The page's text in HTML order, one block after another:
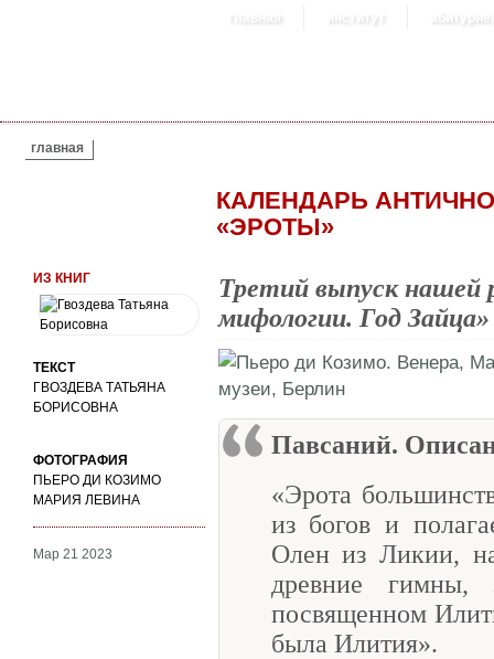
главная институт
ВЫ ЗДЕСЬ
главная
КАЛЕНДАРЬ
«ЭРОТЫ»
ИЗ КНИГ
ТЕКСТ
ГВОЗДЕВА ТАТЬЯНА
БОРИСОВНА
ФОТОГРАФИЯ
ПЬЕРО ДИ КОЗИМО
МАРИЯ ЛЕВИНА
Мар 21 2023
Третий выпуск нашей
мифологии. Год
Павсаний.
«Эрота
из богов и
Олен из Ликии,
древние
посвященном
была Илития».